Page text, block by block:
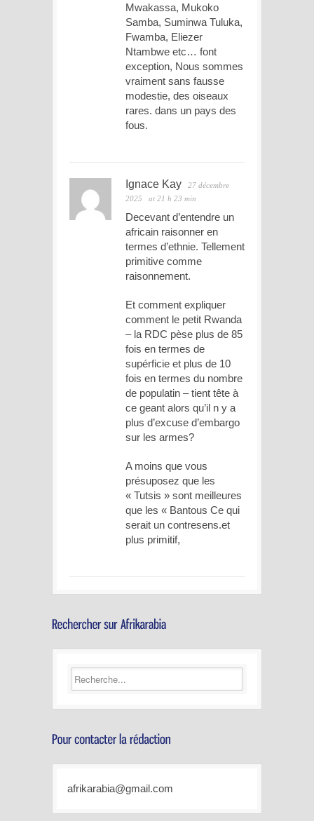
Mwakassa, Mukoko
Samba, Suminwa Tuluka,
Fwamba, Eliezer
Ntambwe etc… font
exception, Nous sommes
vraiment sans fausse
modestie, des oiseaux
rares. dans un pays des
fous.
Ignace Kay
27 décembre
2025
at 21 h 23 min
Decevant d’entendre un
africain raisonner en
termes d’ethnie. Tellement
primitive comme
raisonnement.
Et comment expliquer
comment le petit Rwanda
– la RDC pèse plus de 85
fois en termes de
supérficie et plus de 10
fois en termes du nombre
de populatin – tient tête à
ce geant alors qu’il n y a
plus d’excuse d’embargo
sur les armes?
A moins que vous
présuposez que les
« Tutsis » sont meilleures
que les « Bantous Ce qui
serait un contresens.et
plus primitif,
afrikarabia@gmail.com